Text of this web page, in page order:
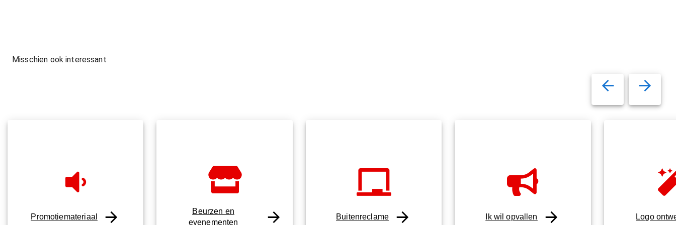
Misschien ook interessant
Promotiemateriaal
Beurzen en
evenementen
Buitenreclame Ik wil opvallen Logo